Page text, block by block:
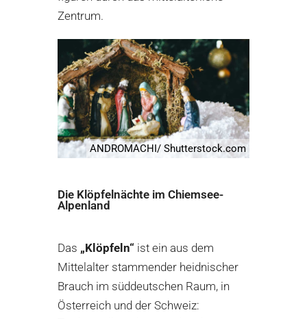
Zentrum.
ANDROMACHI/ Shutterstock.com
Die Klöpfelnächte im Chiemsee-
Alpenland
Das „Klöpfeln“ ist ein aus dem
Mittelalter stammender heidnischer
Brauch im süddeutschen Raum, in
Österreich und der Schweiz: